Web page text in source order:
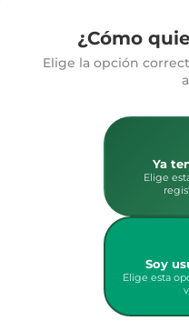
¿Cómo
Elige la opción
Ya
Elige
Soy
Elige esta